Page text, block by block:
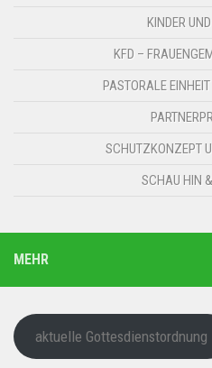
KINDER
KFD –
PASTORALE
SCHUTZKONZEPT
SCHAU HIN
MEHR
aktuelle Gottesdienstordnung